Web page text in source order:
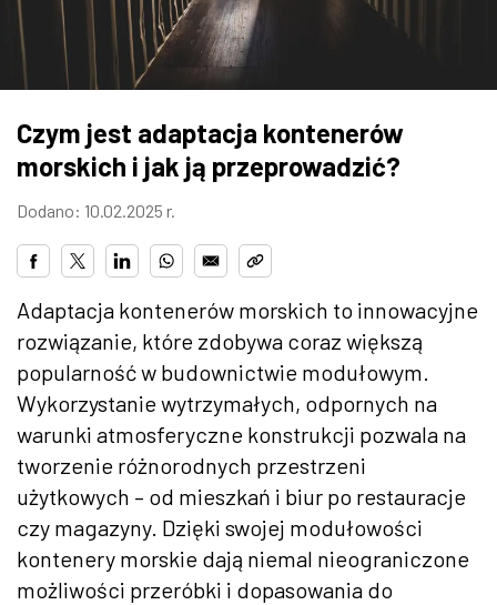
ZDJĘCIA
W RZESZOWIE
Czym jest adaptacja kontenerów
morskich i jak ją przeprowadzić?
Dodano: 10.02.2025 r.
Adaptacja kontenerów morskich to innowacyjne
rozwiązanie, które zdobywa coraz większą
popularność w budownictwie modułowym.
Wykorzystanie wytrzymałych, odpornych na
warunki atmosferyczne konstrukcji pozwala na
tworzenie różnorodnych przestrzeni
użytkowych – od mieszkań i biur po restauracje
czy magazyny. Dzięki swojej modułowości
kontenery morskie dają niemal nieograniczone
możliwości przeróbki i dopasowania do